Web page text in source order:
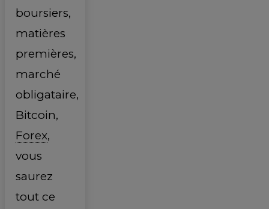
boursiers,
matières
premières,
marché
obligataire,
Bitcoin,
Forex,
vous
saurez
tout ce